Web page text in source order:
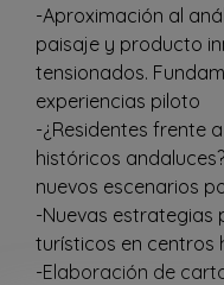
-Aproximación al
paisaje y producto
tensionados.
experiencias piloto
-¿Residentes frente
históricos
nuevos escenarios
-Nuevas estrategias
turísticos en centros
-Elaboración de